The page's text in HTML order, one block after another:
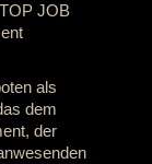
JOB
als
dem
der